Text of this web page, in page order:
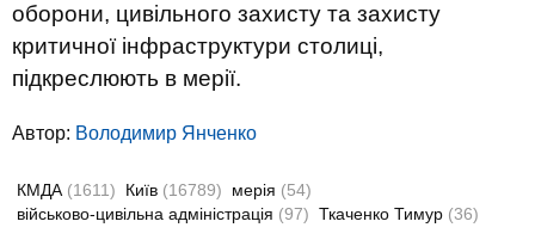
оборони, цивільного захисту та захисту
критичної інфраструктури столиці,
підкреслюють в мерії.
Автор: Володимир Янченко
КМДА (1611) Київ (16789) мерія (54)
військово-цивільна адміністрація (97) Ткаченко Тимур (36)